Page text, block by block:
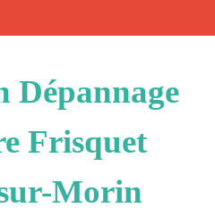
Dépannage
Frisquet
Morin